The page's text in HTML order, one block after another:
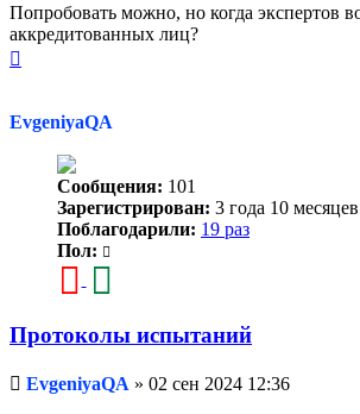
Попробовать можно, но когда экспертов
аккредитованных лиц?
EvgeniyaQA
Сообщения: 101
Зарегистрирован: 3 года 10 месяцев
Поблагодарили: 19 раз
Пол:
Протоколы испытаний
Непрочитанное
сообщение
EvgeniyaQA » 02 сен 2024 12:36